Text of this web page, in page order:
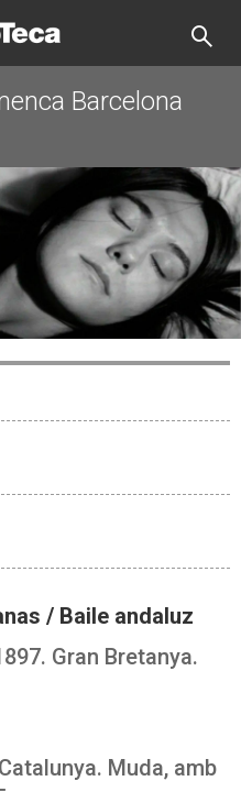
Barcelona
/ Baile andaluz
Gran Bretanya.
Muda, amb